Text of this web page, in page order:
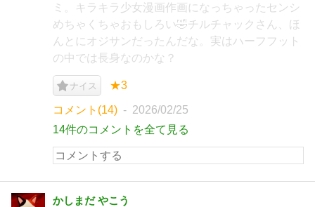
ミ。キラキラ少女漫画作画になっちゃったセンシ
めちゃくちゃおもしろい🤣チルチャックさん、ほ
んとにオジサンだったんだな。実はハーフフット
の中では長身なのかな？
ナイス ★3
コメント(14)
2026/02/25
14件のコメントを全て見る
かしまだ やこう